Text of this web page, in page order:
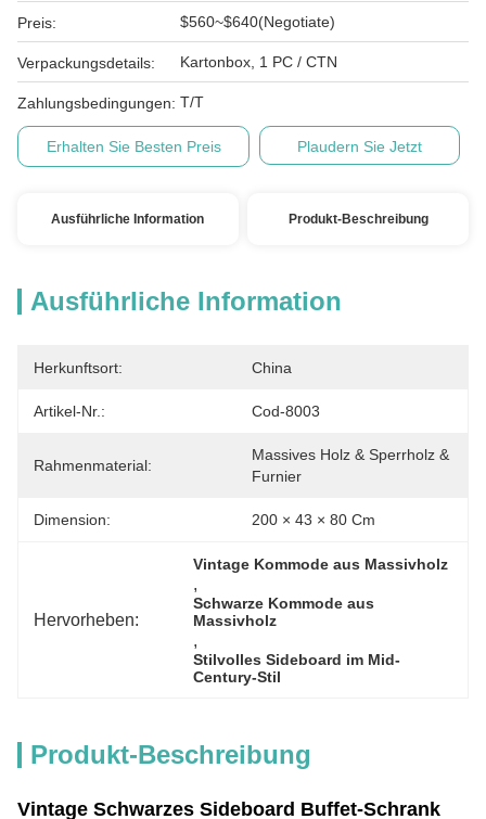
Preis: $560~$640(Negotiate)
Verpackungsdetails: Kartonbox, 1 PC / CTN
Zahlungsbedingungen: T/T
Erhalten Sie Besten Preis Plaudern Sie Jetzt
Ausführliche Information Produkt-Beschreibung
Ausführliche Information
Herkunftsort: China
Artikel-Nr.: Cod-8003
Rahmenmaterial:
Massives Holz & Sperrholz &
Furnier
Dimension: 200 × 43 × 80 Cm
Hervorheben:
Vintage Kommode aus Massivholz
,
Schwarze Kommode aus
Massivholz
,
Stilvolles Sideboard im Mid-
Century-Stil
Produkt-Beschreibung
Vintage Schwarzes Sideboard Buffet-Schrank